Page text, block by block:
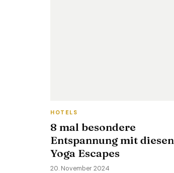
HOTELS
8 mal besondere
Entspannung mit diesen
Yoga Escapes
20. November 2024